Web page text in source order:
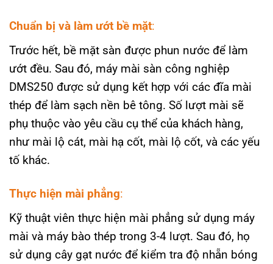
Chuẩn bị và làm ướt bề mặt:
Trước hết, bề mặt sàn được phun nước để làm
ướt đều. Sau đó, máy mài sàn công nghiệp
DMS250 được sử dụng kết hợp với các đĩa mài
thép để làm sạch nền bê tông. Số lượt mài sẽ
phụ thuộc vào yêu cầu cụ thể của khách hàng,
như mài lộ cát, mài hạ cốt, mài lộ cốt, và các yếu
tố khác.
Thực hiện mài phẳng:
Kỹ thuật viên thực hiện mài phẳng sử dụng máy
mài và máy bào thép trong 3-4 lượt. Sau đó, họ
sử dụng cây gạt nước để kiểm tra độ nhẵn bóng